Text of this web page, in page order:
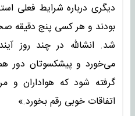
دیگری درباره شرایط فعلی
بودند و هر کسی پنج دقیقه
شد. انشالله در چند روز
می‌خورد و پیشکسوتان دور
گرفته شود که هواداران و
اتفاقات خوبی رقم بخورد.»